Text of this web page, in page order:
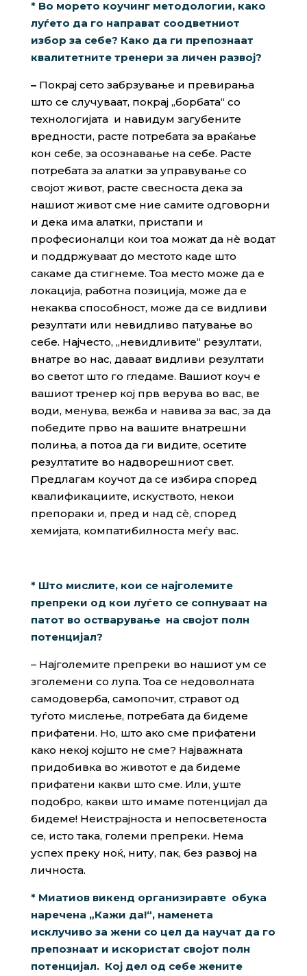
* Во морето коучинг методологии, како
луѓето да го направат соодветниот
избор за себе? Како да ги препознаат
квалитетните тренери за личен развој?
– Покрај сето забрзување и превирања
што се случуваат, покрај „борбата“ со
технологијата и навидум загубените
вредности, расте потребата за враќање
кон себе, за осознавање на себе. Расте
потребата за алатки за управување со
својот живот, расте свесноста дека за
нашиот живот сме ние самите одговорни
и дека има алатки, пристапи и
професионалци кои тоа можат да нè водат
и поддржуваат до местото каде што
сакаме да стигнеме. Тоа место може да е
локација, работна позиција, може да е
некаква способност, може да се видливи
резултати или невидливо патување во
себе. Најчесто, „невидливите“ резултати,
внатре во нас, даваат видливи резултати
во светот што го гледаме. Вашиот коуч е
вашиот тренер кој прв верува во вас, ве
води, менува, вежба и навива за вас, за да
победите прво на вашите внатрешни
полиња, а потоа да ги видите, осетите
резултатите во надворешниот свет.
Предлагам коучот да се избира според
квалификациите, искуството, некои
препораки и, пред и над сè, според
хемијата, компатибилноста меѓу вас.
* Што мислите, кои се најголемите
препреки од кои луѓето се сопнуваат на
патот во остварување на својот полн
потенцијал?
– Најголемите препреки во нашиот ум се
зголемени со лупа. Тоа се недоволната
самодоверба, самопочит, стравот од
туѓото мислење, потребата да бидеме
прифатени. Но, што ако сме прифатени
како некој којшто не сме? Најважната
придобивка во животот е да бидеме
прифатени какви што сме. Или, уште
подобро, какви што имаме потенцијал да
бидеме! Неистрајноста и непосветеноста
се, исто така, големи препреки. Нема
успех преку ноќ, ниту, пак, без развој на
личноста.
* Миатиов викенд организиравте обука
наречена „Кажи да!“, наменета
исклучиво за жени со цел да научат да го
препознаат и искористат својот полн
потенцијал. Кој дел од себе жените